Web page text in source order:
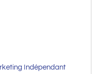
Indépendant